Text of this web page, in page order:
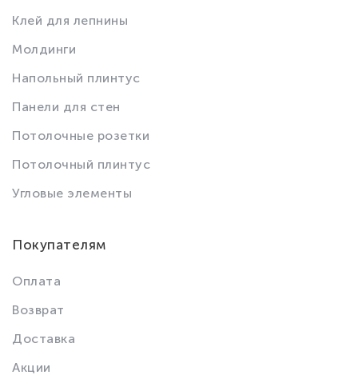
Клей для лепнины
Молдинги
Напольный плинтус
Панели для стен
Потолочные розетки
Потолочный плинтус
Угловые элементы
Покупателям
Оплата
Возврат
Доставка
Акции